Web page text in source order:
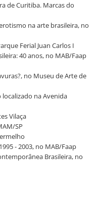
de Curitiba. Marcas do
na arte brasileira, no
Ferial Juan Carlos I
40 anos, no MAB/Faap
no Museu de Arte de
localizado na Avenida
Vilaça
SP
- 2003, no MAB/Faap
Brasileira, no